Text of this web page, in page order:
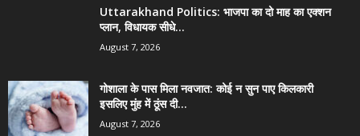
Uttarakhand Politics: भाजपा का दो माह का एक्शन
प्लान, विधायक सीधे...
August 7, 2026
गोशाला के पास मिला नवजात: कोई न सुन पाए किलकारी
इसलिए मुंह में ठूंस दी...
August 7, 2026